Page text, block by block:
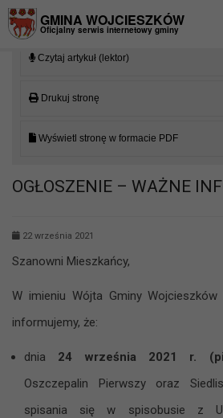
GMINA WOJCIESZKÓW
Oficjalny serwis internetowy gminy
Czytaj artykuł (lektor)
Drukuj stronę
Wyświetl stronę w formacie PDF
OGŁOSZENIE – WAŻNE
22 września 2021
Szanowni Mieszkańcy,
W imieniu Wójta Gminy Wojcieszków
informujemy, że:
dnia 24 września 2021 r.
Oszczepalin Pierwszy oraz
spisania się w spisobusie z